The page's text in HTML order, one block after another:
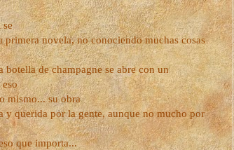
primera novela, no conociendo muchas cosas
botella de champagne se abre con un
eso
mismo... su obra
y querida por la gente, aunque no mucho por
que importa...